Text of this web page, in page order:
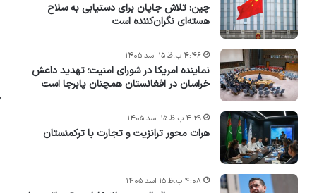
چین: تلاش جاپان برای دستیابی به سلاح
هسته‌ای نگران‌کننده است
نماینده امریکا در شورای امنیت؛ تهدید داعش
خراسان در افغانستان همچنان پابرجا است
۴:۴۶ ب.ظ ۱۵ اسد ۱۴۰۵
هرات محور ترانزیت و تجارت با ترکمنستان
۴:۲۹ ب.ظ ۱۵ اسد ۱۴۰۵
۴:۰۸ ب.ظ ۱۵ اسد ۱۴۰۵